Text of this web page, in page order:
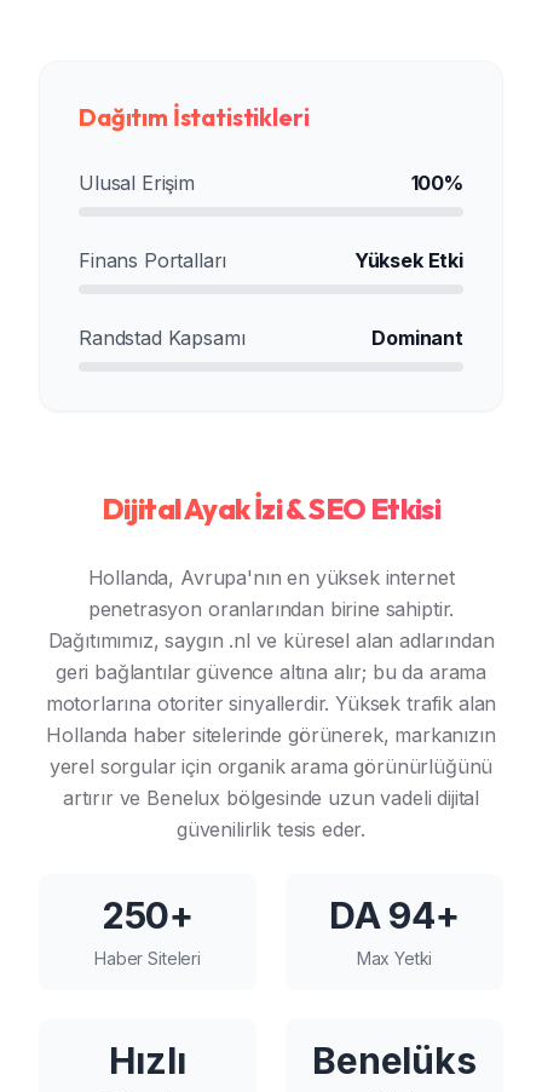
Dağıtım İstatistikleri
Ulusal Erişim 100%
Finans Portalları Yüksek Etki
Randstad Kapsamı Dominant
Dijital Ayak İzi & SEO Etkisi
Hollanda, Avrupa'nın en yüksek internet
penetrasyon oranlarından birine sahiptir.
Dağıtımımız, saygın .nl ve küresel alan adlarından
geri bağlantılar güvence altına alır; bu da arama
motorlarına otoriter sinyallerdir. Yüksek trafik alan
Hollanda haber sitelerinde görünerek, markanızın
yerel sorgular için organik arama görünürlüğünü
artırır ve Benelux bölgesinde uzun vadeli dijital
güvenilirlik tesis eder.
250+
Haber Siteleri
DA 94+
Max Yetki
Hızlı Benelüks